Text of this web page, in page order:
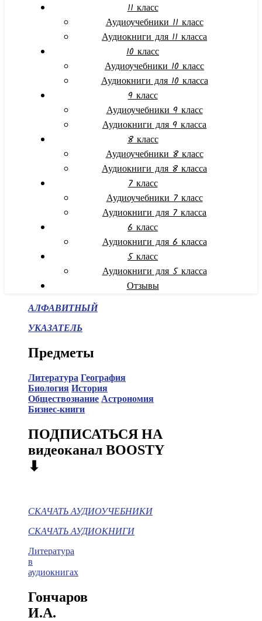
11 класс
Аудиоучебники 11 класс
Аудиокниги для 11 класса
10 класс
Аудиоучебники 10 класс
Аудиокниги для 10 класса
9 класс
Аудиоучебники 9 класс
Аудиокниги для 9 класса
8 класс
Аудиоучебники 8 класс
Аудиокниги для 8 класса
7 класс
Аудиоучебники 7 класс
Аудиокниги для 7 класса
6 класс
Аудиокниги для 6 класса
5 класс
Аудиокниги для 5 класса
Отзывы
АЛФАВИТНЫЙ
УКАЗАТЕЛЬ
Предметы
Литература География
Биология История
Обществознание Астрономия
Бизнес-книги
ПОДПИСАТЬСЯ НА
видеоканал BOOSTY
⬇
СКАЧАТЬ АУДИОУЧЕБНИКИ
СКАЧАТЬ АУДИОКНИГИ
Литература
в
аудиокнигах
Гончаров
И.А.